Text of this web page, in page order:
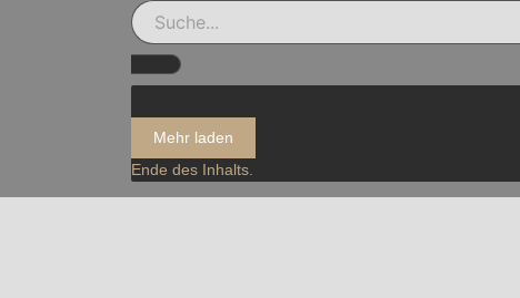
Mehr laden
Ende des Inhalts.